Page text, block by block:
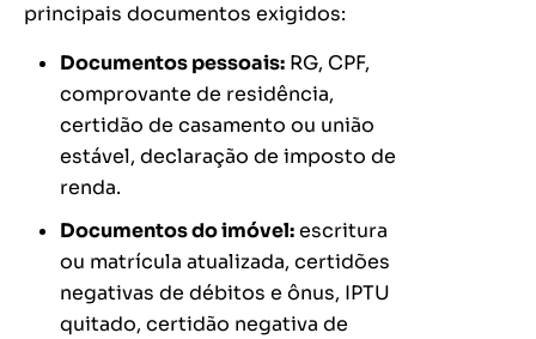
principais documentos exigidos:
Documentos pessoais: RG, CPF,
comprovante de residência,
certidão de casamento ou união
estável, declaração de imposto de
renda.
Documentos do imóvel:escritura
ou matrícula atualizada, certidões
negativas de débitos e ônus, IPTU
quitado, certidão negativa de